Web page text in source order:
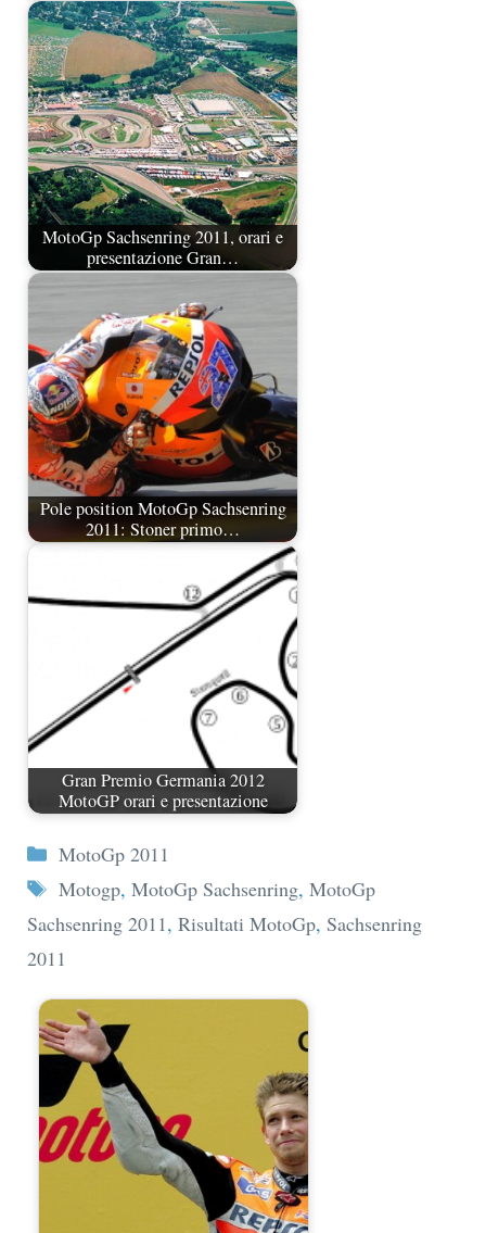
MotoGp Sachsenring 2011, orari e
presentazione Gran…
Pole position MotoGp Sachsenring
2011: Stoner primo…
Gran Premio Germania 2012
MotoGP orari e presentazione
Categorie
MotoGp 2011
Tag
Motogp, MotoGp Sachsenring, MotoGp
Sachsenring 2011, Risultati MotoGp, Sachsenring
2011